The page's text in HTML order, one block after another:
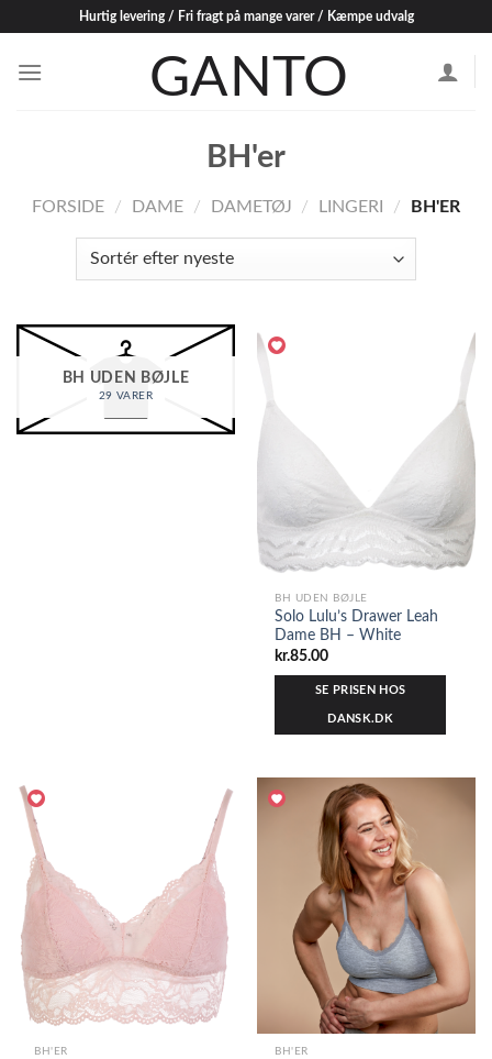
content
Hurtig levering / Fri fragt på mange varer / Kæmpe udvalg
BH'er
FORSIDE / DAME / DAMETØJ / LINGERI / BH'ER
BH UDEN BØJLE
29 VARER
BH UDEN BØJLE
Solo Lulu’s Drawer Leah
Dame BH – White
kr.85.00
SE PRISEN HOS
DANSK.DK
BH'ER BH'ER